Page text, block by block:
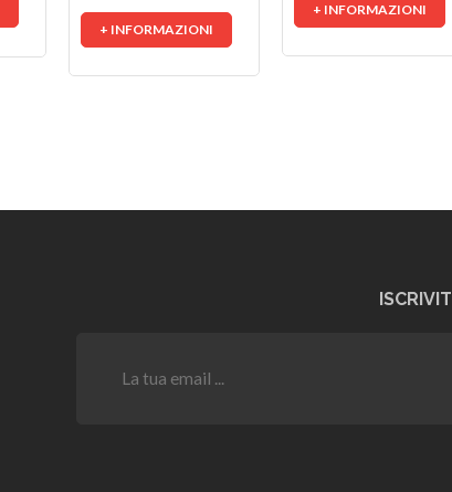
+ INFORMAZIONI
+ INFORMAZIONI